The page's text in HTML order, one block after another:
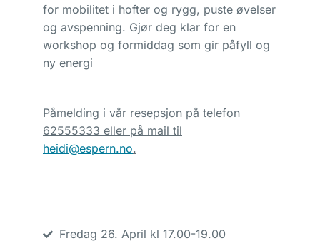
for mobilitet i hofter og rygg, puste øvelser
og avspenning. Gjør deg klar for en
workshop og formiddag som gir påfyll og
ny energi
Påmelding i vår resepsjon på telefon
62555333 eller på mail til
heidi@espern.no.
Fredag 26. April kl 17.00-19.00